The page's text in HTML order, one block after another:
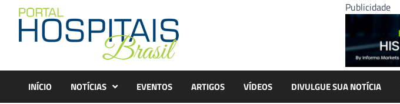
content
Publicidade
INÍCIO NOTÍCIAS EVENTOS ARTIGOS VÍDEOS DIVULGUE SUA NOTÍCIA